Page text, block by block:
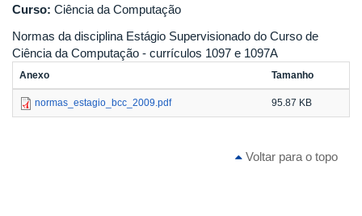
Curso: Ciência da Computação
Normas da disciplina Estágio Supervisionado do Curso de
Ciência da Computação - currículos 1097 e 1097A
Anexo Tamanho
normas_estagio_bcc_2009.pdf 95.87 KB
Voltar para o topo